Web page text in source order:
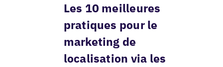
Les 10 meilleures
pratiques pour le
marketing de
localisation via les